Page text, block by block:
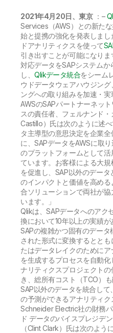
Talend
2021年4月20日、東京：–
Services（AWS）との新た
始と提携の強化を発表しま
ドアナリティクスを使って
引き出すことが可能になり
対応データをSAPシステム
し、Qlikデータ統合をシーム
ウドデータウェアハウジン
ングへの取り組みを加速・実
AWSのSAPパートナーネッ
スの責任者、フェルナンド
Castillo）氏は次のように述
タ主導型の意思決定を企業
に、SAPデータをAWSに取
のプラットフォームとして
ています。お客様による大
を促進し、SAP以外のデー
のインパクトと価値を高め
合ソリューションで両社が
います。」
Qlikは、SAPデータへのアク
換において10年以上の実績が
SAPの複雑かつ固有のデー
された形式に変換するとと
たはデータレイクのために
を生成するプロセスを自動
ナリティクスプロジェクト
き、総所有コスト（TCO）
SAP以外のデータを統合し
の予測ができるアナリティク
Schneider Electric社の財務
ド データのバイスプレジデ
（Clint Clark）氏は次のよ